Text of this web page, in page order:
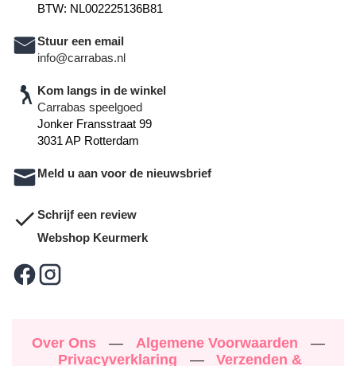
BTW: NL002225136B81
Stuur een email
info@carrabas.nl
Kom langs in de winkel
Carrabas speelgoed
Jonker Fransstraat 99
3031 AP Rotterdam
Meld u aan voor de nieuwsbrief
Schrijf een review
Webshop Keurmerk
Over Ons — Algemene Voorwaarden
—
Privacyverklaring
— Verzenden &